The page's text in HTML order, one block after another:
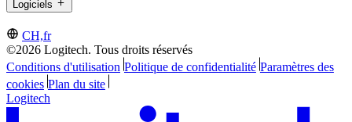
Logiciels
CH,fr
©2026 Logitech. Tous droits réservés
Conditions d'utilisation Politique de confidentialité Paramètres des
cookies Plan du site
Logitech